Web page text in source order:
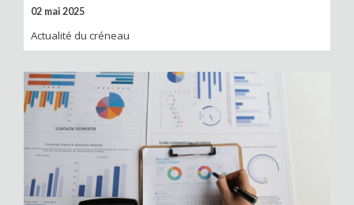
02 mai 2025
Actualité du créneau